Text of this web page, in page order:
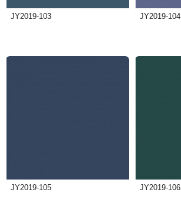
JY2019-103 JY2019-104
JY2019-105 JY2019-106